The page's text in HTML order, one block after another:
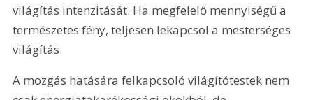
világítás intenzitását. Ha megfelelő mennyiségű a
természetes fény, teljesen lekapcsol a mesterséges
világítás.
A mozgás hatására felkapcsoló világító­testek nem